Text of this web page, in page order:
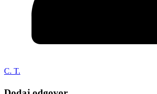
C. T.